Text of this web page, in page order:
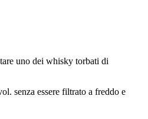
uno dei whisky torbati di
senza essere filtrato a freddo e